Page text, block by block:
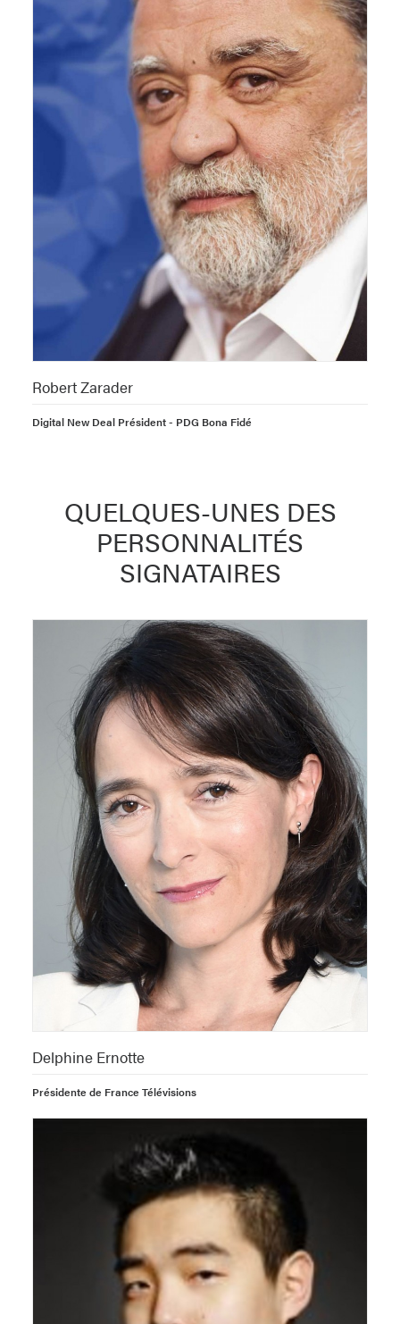
Robert Zarader
Digital New Deal Président - PDG Bona Fidé
QUELQUES-UNES DES
PERSONNALITÉS
SIGNATAIRES
Delphine Ernotte
Présidente de France Télévisions